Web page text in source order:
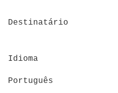
Destinatário
Idioma
Português